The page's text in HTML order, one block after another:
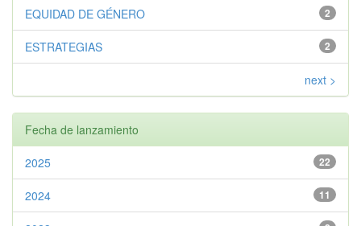
2
EQUIDAD DE GÉNERO
2
ESTRATEGIAS
next >
Fecha de lanzamiento
22
2025
11
2024